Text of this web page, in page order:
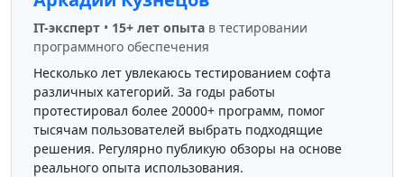
IT-эксперт • 15+ лет опыта в тестировании
программного обеспечения
Несколько лет увлекаюсь тестированием софта
различных категорий. За годы работы
протестировал более 20000+ программ, помог
тысячам пользователей выбрать подходящие
решения. Регулярно публикую обзоры на основе
реального опыта использования.